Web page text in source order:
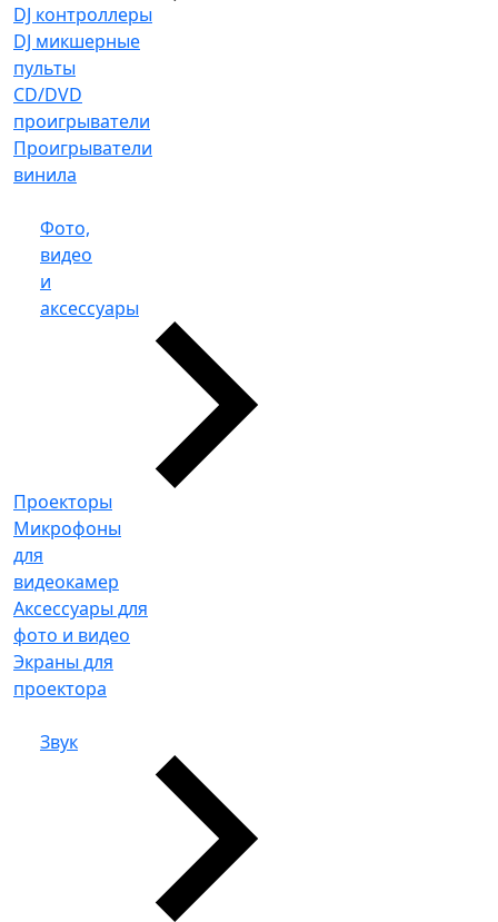
DJ контроллеры
DJ микшерные
пульты
CD/DVD
проигрыватели
Проигрыватели
винила
Фото,
видео
и
аксессуары
Проекторы
Микрофоны
для
видеокамер
Аксессуары для
фото и видео
Экраны для
проектора
Звук